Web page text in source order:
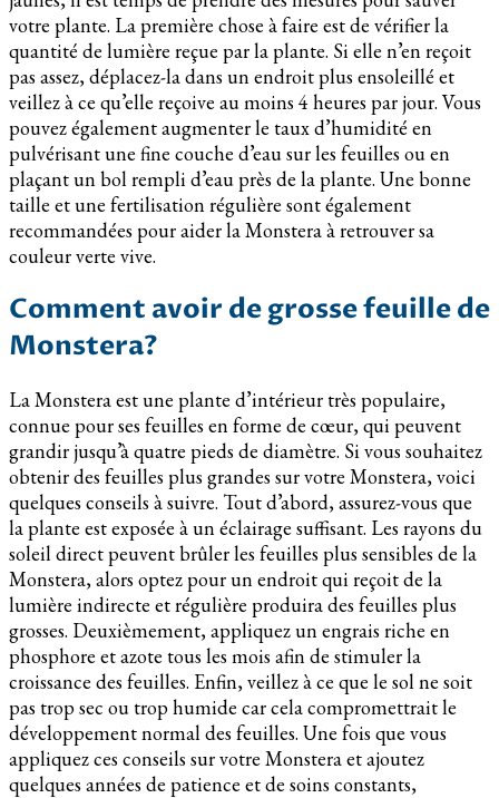
votre plante. La première chose à faire est de vérifier la
quantité de lumière reçue par la plante. Si elle n’en reçoit
pas assez, déplacez-la dans un endroit plus ensoleillé et
veillez à ce qu’elle reçoive au moins 4 heures par jour. Vous
pouvez également augmenter le taux d’humidité en
pulvérisant une fine couche d’eau sur les feuilles ou en
plaçant un bol rempli d’eau près de la plante. Une bonne
taille et une fertilisation régulière sont également
recommandées pour aider la Monstera à retrouver sa
couleur verte vive.
Comment avoir de grosse feuille de
Monstera?
La Monstera est une plante d’intérieur très populaire,
connue pour ses feuilles en forme de cœur, qui peuvent
grandir jusqu’à quatre pieds de diamètre. Si vous souhaitez
obtenir des feuilles plus grandes sur votre Monstera, voici
quelques conseils à suivre. Tout d’abord, assurez-vous que
la plante est exposée à un éclairage suffisant. Les rayons du
soleil direct peuvent brûler les feuilles plus sensibles de la
Monstera, alors optez pour un endroit qui reçoit de la
lumière indirecte et régulière produira des feuilles plus
grosses. Deuxièmement, appliquez un engrais riche en
phosphore et azote tous les mois afin de stimuler la
croissance des feuilles. Enfin, veillez à ce que le sol ne soit
pas trop sec ou trop humide car cela compromettrait le
développement normal des feuilles. Une fois que vous
appliquez ces conseils sur votre Monstera et ajoutez
quelques années de patience et de soins constants,